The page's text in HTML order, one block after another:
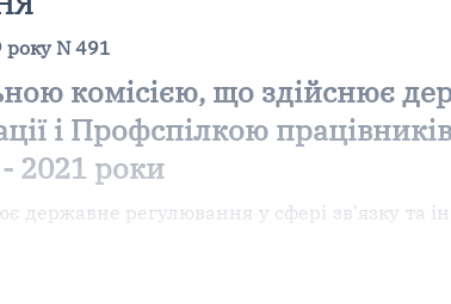
року N 491
комісією, що здійснює
і Профспілкою
2021 роки
регулювання у сфері зв'язку та